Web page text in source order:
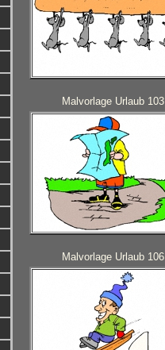
Malvorlage Urlaub 103
Malvorlage Urlaub 106